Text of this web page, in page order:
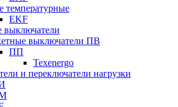
температурные
EKF
выключатели
выключатели ПВ
ПП
Texenergo
и переключатели нагрузки